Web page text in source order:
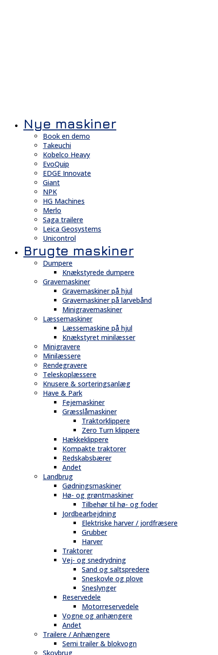
Nye maskiner
Book en demo
Takeuchi
Kobelco Heavy
EvoQuip
EDGE Innovate
Giant
NPK
HG Machines
Merlo
Saga trailere
Leica Geosystems
Unicontrol
Brugte maskiner
Dumpere
Knækstyrede dumpere
Gravemaskiner
Gravemaskiner på hjul
Gravemaskiner på larvebånd
Minigravemaskiner
Læssemaskiner
Læssemaskine på hjul
Knækstyret minilæsser
Minigravere
Minilæssere
Rendegravere
Teleskoplæssere
Knusere & sorteringsanlæg
Have & Park
Fejemaskiner
Græsslåmaskiner
Traktorklippere
Zero Turn klippere
Hækkeklippere
Kompakte traktorer
Redskabsbærer
Andet
Landbrug
Gødningsmaskiner
Hø- og grøntmaskiner
Tilbehør til hø- og foder
Jordbearbejdning
Elektriske harver / jordfræsere
Grubber
Harver
Traktorer
Vej- og snedrydning
Sand og saltspredere
Sneskovle og plove
Sneslynger
Reservedele
Motorreservedele
Vogne og anhængere
Andet
Trailere / Anhængere
Semi trailer & blokvogn
Skovbrug